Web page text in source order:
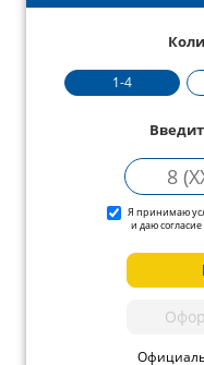
1-4
Я принимаю
и даю